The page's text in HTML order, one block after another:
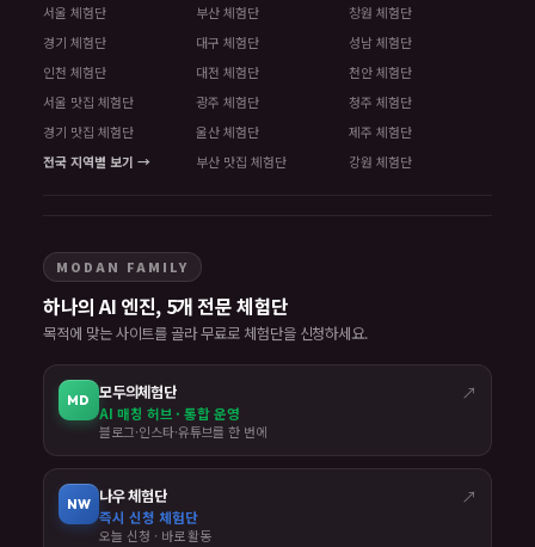
서울 체험단
경기 체험단
인천 체험단
서울 맛집 체험단
경기 맛집 체험단
전국 지역별 보기 →
부산 체험단
대구 체험단
대전 체험단
광주 체험단
울산 체험단
부산 맛집 체험단
창원 체험단
성남 체험단
천안 체험단
청주 체험단
제주 체험단
강원 체험단
MODAN FAMILY
하나의 AI 엔진, 5개 전문 체험단
목적에 맞는 사이트를 골라 무료로 체험단을 신청하세요.
MD 모두의체험단 ↗
AI 매칭 허브 · 통합 운영
블로그·인스타·유튜브를 한 번에
NW 나우 체험단 ↗
즉시 신청 체험단
오늘 신청 · 바로 활동